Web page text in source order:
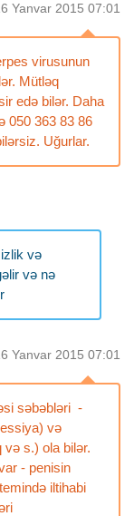
Yanvar 2015 07:01
virusunun
Mütləq
edə bilər. Daha
050 363 83 86
Uğurlar.
və
və nə
Yanvar 2015 07:01
səbəbləri -
və
s.) ola bilər.
- penisin
iltihabi